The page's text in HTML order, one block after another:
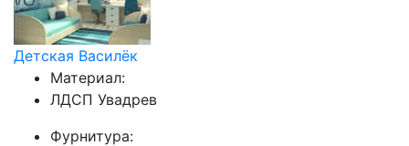
Детская Василёк
Материал:
ЛДСП Увадрев
Фурнитура: